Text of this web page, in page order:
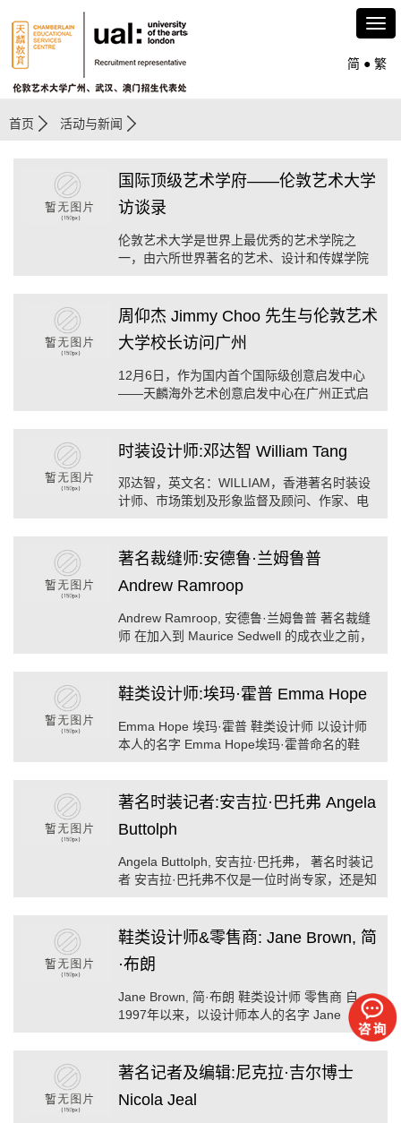
简 ● 繁
首页 活动与新闻
国际顶级艺术学府——伦敦艺术大学
访谈录
伦敦艺术大学是世界上最优秀的艺术学院之
一，由六所世界著名的艺术、设计和传媒学院
学院、伦敦传媒学院和刚加入的温布尔登艺 ...
周仰杰 Jimmy Choo 先生与伦敦艺术
大学校长访问广州
12月6日，作为国内首个国际级创意启发中心
——天麟海外艺术创意启发中心在广州正式启
时装设计师:邓达智 William Tang
邓达智，英文名：WILLIAM，香港著名时装设
计师、市场策划及形象监督及顾问、作家、电
GARD (德国)、读卖、古谷惠(广州)。 ...
著名裁缝师:安德鲁·兰姆鲁普
Andrew Ramroop
Andrew Ramroop, 安德鲁·兰姆鲁普 著名裁缝
师 在加入到 Maurice Sedwell 的成衣业之前，
Sedwell成 ...
鞋类设计师:埃玛·霍普 Emma Hope
Emma Hope 埃玛·霍普 鞋类设计师 以设计师
本人的名字 Emma Hope埃玛·霍普命名的鞋
多的品牌中辨认 ...
著名时装记者:安吉拉·巴托弗 Angela
Buttolph
Angela Buttolph, 安吉拉·巴托弗， 著名时装记
者 安吉拉·巴托弗不仅是一位时尚专家，还是知
Standar ...
鞋类设计师&零售商: Jane Brown, 简
·布朗
Jane Brown, 简·布朗 鞋类设计师 零售商 自
1997年以来，以设计师本人的名字 Jane
Brown 命名的鞋子的品牌，在国际上获得了巨
还告诫人们：‘如果你在 ...
著名记者及编辑:尼克拉·吉尔博士
Nicola Jeal